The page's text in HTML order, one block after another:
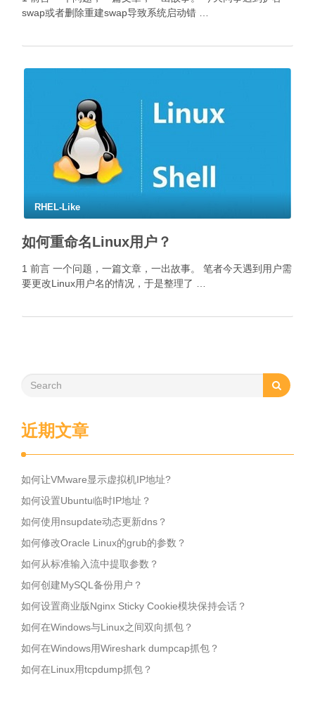
swap或者删除重建swap导致系统启动错 …
RHEL-Like
如何重命名Linux用户？
1 前言 一个问题，一篇文章，一出故事。 笔者今天遇到用户需
要更改Linux用户名的情况，于是整理了 …
近期文章
如何让VMware显示虚拟机IP地址?
如何设置Ubuntu临时IP地址？
如何使用nsupdate动态更新dns？
如何修改Oracle Linux的grub的参数？
如何从标准输入流中提取参数？
如何创建MySQL备份用户？
如何设置商业版Nginx Sticky Cookie模块保持会话？
如何在Windows与Linux之间双向抓包？
如何在Windows用Wireshark dumpcap抓包？
如何在Linux用tcpdump抓包？